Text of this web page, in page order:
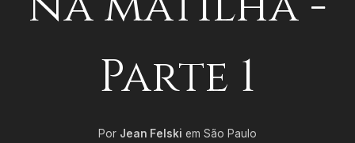
Parte 1
Por Jean Felski em São Paulo